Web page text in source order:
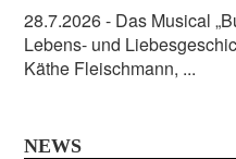
28.7.2026- Das Musical
Lebens- und
Käthe Fleischmann, ...
NEWS